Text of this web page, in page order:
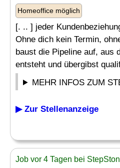
Homeoffice möglich
[. .. ] jeder
Ohne dich kein Termin,
baust die Pipeline auf, aus
entsteht und übergibst
MEHR INFOS ZUM
▶ Zur Stellenanzeige
Job vor 4 Tagen bei